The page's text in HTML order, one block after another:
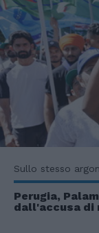
Sullo stesso
Perugia,
dall'accusa di